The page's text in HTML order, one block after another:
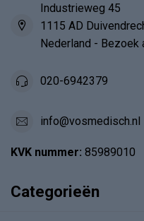
Industrieweg 45
1115 AD
Nederland - Bezoek
020-6942379
info@vosmedisch.nl
KVK nummer: 85989010
Categorieën